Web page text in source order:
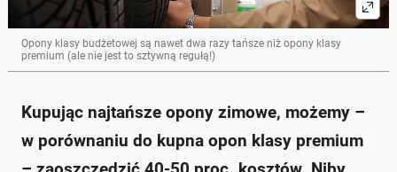
Opony klasy budżetowej są nawet dwa razy tańsze niż opony klasy
premium (ale nie jest to sztywną regułą!)
Kupując najtańsze opony zimowe, możemy –
w porównaniu do kupna opon klasy premium